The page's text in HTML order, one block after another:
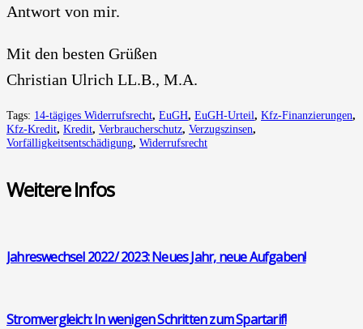
Ant­wort von mir.
Mit den bes­ten Grü­ßen
Chris­ti­an Ulrich LL.B., M.A.
Tags: 14-tägiges Widerrufsrecht, EuGH, EuGH-Urteil, Kfz-Finanzierungen,
Kfz-Kredit, Kredit, Verbraucherschutz, Verzugszinsen,
Vorfälligkeitsentschädigung, Widerrufsrecht
Wei­te­re Infos
Jah­res­wech­sel 2022/ 2023: Neu­es Jahr, neue Auf­ga­ben!
Strom­ver­gleich: In weni­gen Schrit­ten zum Spar­ta­rif!